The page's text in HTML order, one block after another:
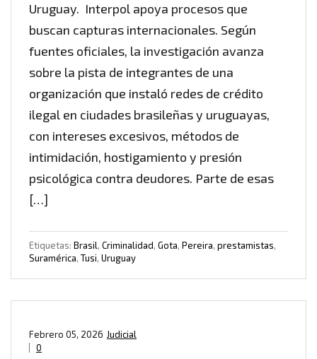
Uruguay. Interpol apoya procesos que
buscan capturas internacionales. Según
fuentes oficiales, la investigación avanza
sobre la pista de integrantes de una
organización que instaló redes de crédito
ilegal en ciudades brasileñas y uruguayas,
con intereses excesivos, métodos de
intimidación, hostigamiento y presión
psicológica contra deudores. Parte de esas
[…]
Etiquetas: Brasil, Criminalidad, Gota, Pereira, prestamistas,
Suramérica, Tusi, Uruguay
Judicial
Febrero 05, 2026
0